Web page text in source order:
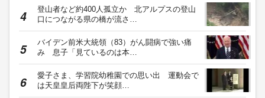
登山者など約400人孤立か 北アルプスの登山
口につながる県の橋が流さ…
バイデン前米大統領（83）がん闘病で強い痛
み 息子「見ているのは本…
愛子さま、学習院幼稚園での思い出 運動会で
は天皇皇后両陛下が笑顔…